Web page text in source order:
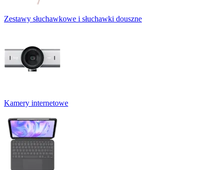
Zestawy słuchawkowe i słuchawki douszne
Kamery internetowe